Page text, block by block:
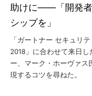
助けに――「開発者
シップを」
「ガートナー セキュリ
2018」に合わせて来日
ー、マーク・ホーヴァス
現するコツを尋ねた。